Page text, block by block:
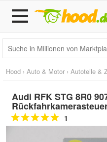
Hood › Auto & Motor › Autoteile &
Audi RFK STG 8R0
1